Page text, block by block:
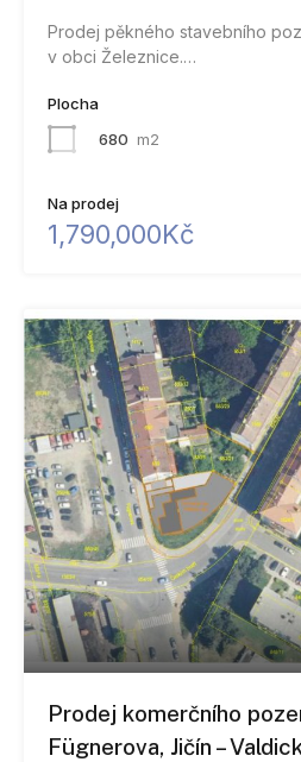
Prodej pěkného stavebního
v obci Železnice.…
Plocha
680 m2
Na prodej
1,790,000Kč
Prodej komerčního
Fügnerova, Jičín –